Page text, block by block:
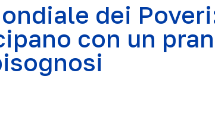
dei
con un